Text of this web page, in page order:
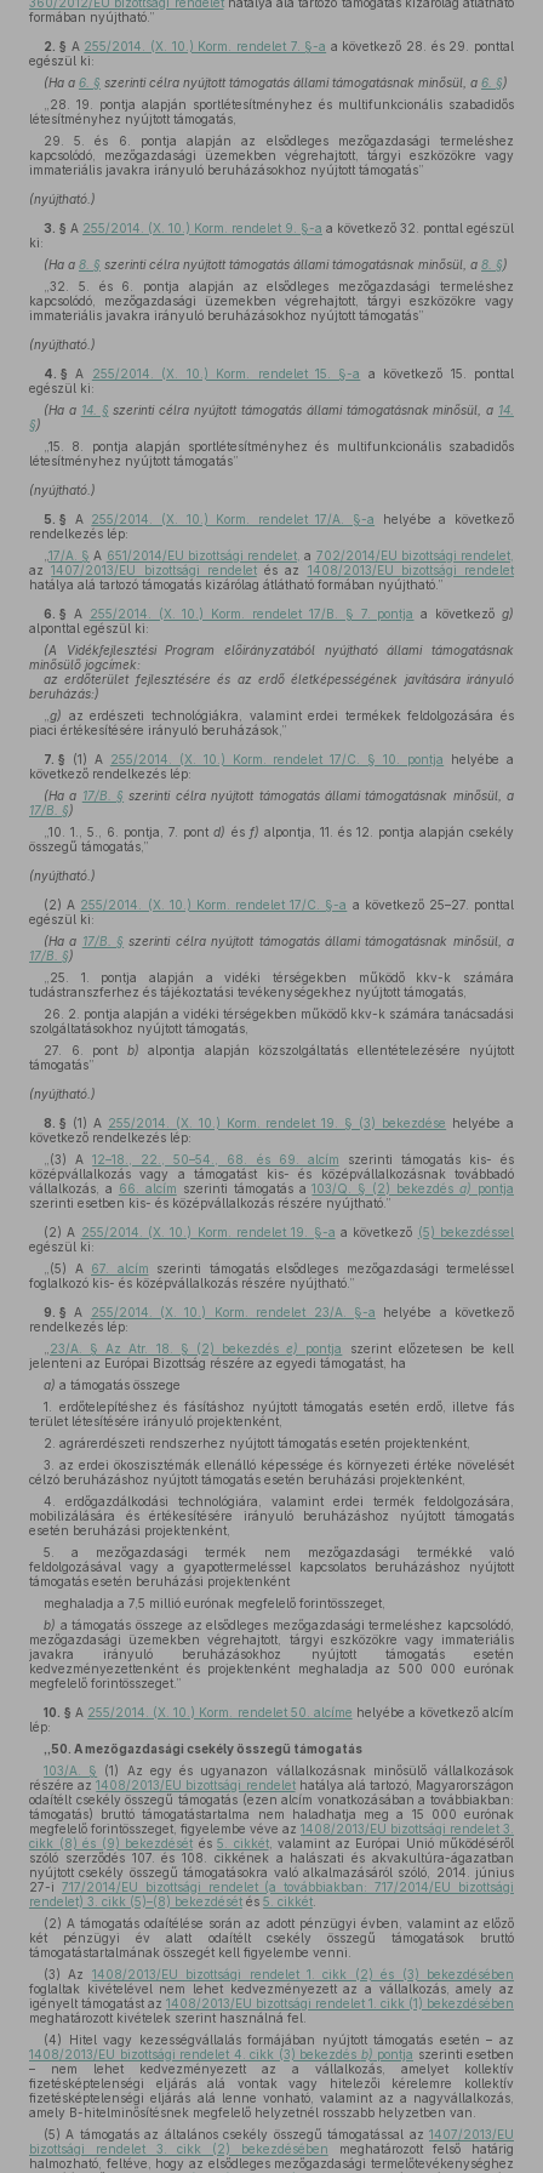
formában nyújtható.”
2. § A 255/2014. (X. 10.) Korm. rendelet 7. §-a a következő 28. és 29. ponttal
egészül ki:
(Ha a 6. § szerinti célra nyújtott támogatás állami támogatásnak minősül, a 6. §)
„28. 19. pontja alapján sportlétesítményhez és multifunkcionális szabadidős
létesítményhez nyújtott támogatás,
29. 5. és 6. pontja alapján az elsődleges mezőgazdasági termeléshez
kapcsolódó, mezőgazdasági üzemekben végrehajtott, tárgyi eszközökre vagy
immateriális javakra irányuló beruházásokhoz nyújtott támogatás”
(nyújtható.)
3. § A 255/2014. (X. 10.) Korm. rendelet 9. §-a a következő 32. ponttal egészül
ki:
(Ha a 8. § szerinti célra nyújtott támogatás állami támogatásnak minősül, a 8. §)
„32. 5. és 6. pontja alapján az elsődleges mezőgazdasági termeléshez
kapcsolódó, mezőgazdasági üzemekben végrehajtott, tárgyi eszközökre vagy
immateriális javakra irányuló beruházásokhoz nyújtott támogatás”
(nyújtható.)
4. § A 255/2014. (X. 10.) Korm. rendelet 15. §-a
a következő 15. ponttal
egészül ki:
(Ha a 14. § szerinti célra nyújtott támogatás állami támogatásnak minősül, a 14.
§)
„15. 8. pontja alapján sportlétesítményhez és multifunkcionális szabadidős
létesítményhez nyújtott támogatás”
(nyújtható.)
5. § A 255/2014. (X. 10.) Korm. rendelet 17/A. §-a helyébe a következő
rendelkezés lép:
17/A. § A 651/2014/EU bizottsági rendelet, a 702/2014/EU bizottsági rendelet,
az1407/2013/EU bizottsági rendeletés az 1408/2013/EU bizottsági rendelet
hatálya alá tartozó támogatás kizárólag átlátható formában nyújtható.”
6. § A 255/2014. (X. 10.) Korm. rendelet 17/B. § 7. pontja a következőg)
alponttal egészül ki:
(A Vidékfejlesztési Program előirányzatából nyújtható állami támogatásnak
minősülő jogcímek:
az erdőterület fejlesztésére és az erdő életképességének javítására irányuló
beruházás:)
g) az erdészeti technológiákra, valamint erdei termékek feldolgozására és
piaci értékesítésére irányuló beruházások,”
7. § (1) A 255/2014. (X. 10.) Korm. rendelet 17/C. § 10. pontja helyébe a
következő rendelkezés lép:
(Ha a 17/B. § szerinti célra nyújtott támogatás állami támogatásnak minősül, a
17/B. §)
„10. 1., 5., 6. pontja, 7. pontd) és f) alpontja, 11. és 12. pontja alapján csekély
összegű támogatás,”
(nyújtható.)
(2) A 255/2014. (X. 10.) Korm. rendelet 17/C. §-a a következő 25–27. ponttal
egészül ki:
(Ha a 17/B. § szerinti célra nyújtott támogatás állami támogatásnak minősül, a
17/B. §)
„25. 1. pontja alapján a vidéki térségekben működő kkv-k számára
tudástranszferhez és tájékoztatási tevékenységekhez nyújtott támogatás,
26. 2. pontja alapján a vidéki térségekben működő kkv-k számára tanácsadási
szolgáltatásokhoz nyújtott támogatás,
27. 6. pont b) alpontja alapján közszolgáltatás ellentételezésére nyújtott
támogatás”
(nyújtható.)
8. § (1) A 255/2014. (X. 10.) Korm. rendelet 19. § (3) bekezdése helyébe a
következő rendelkezés lép:
„(3) A12–18., 22., 50–54., 68. és 69. alcím szerinti támogatás kis- és
középvállalkozás vagy a támogatást kis- és középvállalkozásnak továbbadó
vállalkozás, a 66. alcím szerinti támogatás a103/Q. § (2) bekezdésa) pontja
szerinti esetben kis- és középvállalkozás részére nyújtható.”
(2) A 255/2014. (X. 10.) Korm. rendelet 19. §-a a következő (5) bekezdéssel
egészül ki:
„(5) A 67. alcím szerinti támogatás elsődleges mezőgazdasági termeléssel
foglalkozó kis- és középvállalkozás részére nyújtható.”
9. § A 255/2014. (X. 10.) Korm. rendelet 23/A. §-a helyébe a következő
rendelkezés lép:
23/A. § Az Atr. 18. § (2) bekezdése) pontja
szerint előzetesen be kell
jelenteni az Európai Bizottság részére az egyedi támogatást, ha
a) a támogatás összege
1. erdőtelepítéshez és fásításhoz nyújtott támogatás esetén erdő, illetve fás
terület létesítésére irányuló projektenként,
2. agrárerdészeti rendszerhez nyújtott támogatás esetén projektenként,
3. az erdei ökoszisztémák ellenálló képessége és környezeti értéke növelését
célzó beruházáshoz nyújtott támogatás esetén beruházási projektenként,
4. erdőgazdálkodási technológiára, valamint erdei termék feldolgozására,
mobilizálására és értékesítésére irányuló beruházáshoz nyújtott támogatás
esetén beruházási projektenként,
5. a mezőgazdasági termék nem mezőgazdasági termékké való
feldolgozásával vagy a gyapottermeléssel kapcsolatos beruházáshoz nyújtott
támogatás esetén beruházási projektenként
meghaladja a 7,5 millió eurónak megfelelő forintösszeget,
b) a támogatás összege az elsődleges mezőgazdasági termeléshez kapcsolódó,
mezőgazdasági üzemekben végrehajtott, tárgyi eszközökre vagy immateriális
javakra irányuló beruházásokhoz nyújtott támogatás esetén
kedvezményezettenként és projektenként meghaladja az 500 000 eurónak
megfelelő forintösszeget.”
10. § A 255/2014. (X. 10.) Korm. rendelet 50. alcíme helyébe a következő alcím
lép:
„50. A mezőgazdasági csekély összegű támogatás
103/A. §
(1) Az egy és ugyanazon vállalkozásnak minősülő vállalkozások
részére az1408/2013/EU bizottsági rendelethatálya alá tartozó, Magyarországon
odaítélt csekély összegű támogatás (ezen alcím vonatkozásában a továbbiakban:
támogatás) bruttó támogatástartalma nem haladhatja meg a 15 000 eurónak
megfelelő forintösszeget, figyelembe véve az 1408/2013/EU bizottsági rendelet 3.
cikk (8) és (9) bekezdését és 5. cikkét, valamint az Európai Unió működéséről
szóló szerződés 107. és 108. cikkének a halászati és akvakultúra-ágazatban
nyújtott csekély összegű támogatásokra való alkalmazásáról szóló, 2014. június
27-i 717/2014/EU bizottsági rendelet (a továbbiakban: 717/2014/EU bizottsági
rendelet) 3. cikk (5)–(8) bekezdését és 5. cikkét
(2) A támogatás odaítélése során az adott pénzügyi évben, valamint az előző
két pénzügyi év alatt odaítélt csekély összegű támogatások bruttó
támogatástartalmának összegét kell figyelembe venni.
(3) Az 1408/2013/EU bizottsági rendelet 1. cikk (2) és (3) bekezdésében
foglaltak kivételével nem lehet kedvezményezett az a vállalkozás, amely az
igényelt támogatást az 1408/2013/EU bizottsági rendelet 1. cikk (1) bekezdésében
meghatározott kivételek szerint használná fel.
(4) Hitel vagy kezességvállalás formájában nyújtott támogatás esetén – az
1408/2013/EU bizottsági rendelet 4. cikk (3) bekezdés b) pontja szerinti esetben
– nem lehet kedvezményezett az a vállalkozás, amelyet kollektív
fizetésképtelenségi eljárás alá vontak vagy hitelezői kérelemre kollektív
fizetésképtelenségi eljárás alá lenne vonható, valamint az a nagyvállalkozás,
amely B-hitelminősítésnek megfelelő helyzetnél rosszabb helyzetben van.
(5) A támogatás az általános csekély összegű támogatással az 1407/2013/EU
bizottsági rendelet 3. cikk (2) bekezdésében meghatározott felső határig
halmozható, feltéve, hogy az elsődleges mezőgazdasági termelőtevékenységhez